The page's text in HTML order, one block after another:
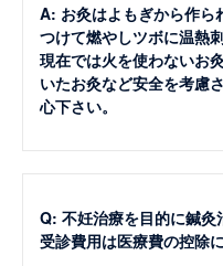
A: お灸はよもぎから作ら
つけて燃やしツボに温熱
現在では火を使わないお
いたお灸など安全を考慮
心下さい。
Q: 不妊治療を目的に鍼
受診費用は医療費の控除